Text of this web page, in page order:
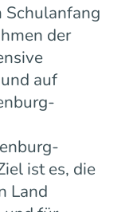
der
auf
ist es, die
Land